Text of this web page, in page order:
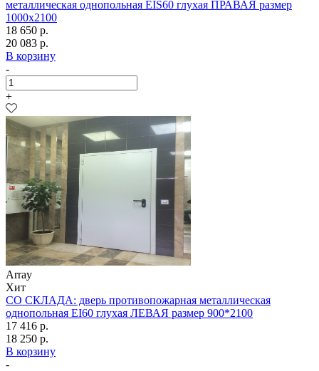
металлическая однопольная EIS60 глухая ПРАВАЯ размер
1000х2100
18 650 р.
20 083 р.
В корзину
-
+
Array
Хит
СО СКЛАДА: дверь противопожарная металлическая
однопольная EI60 глухая ЛЕВАЯ размер 900*2100
17 416 р.
18 250 р.
В корзину
-